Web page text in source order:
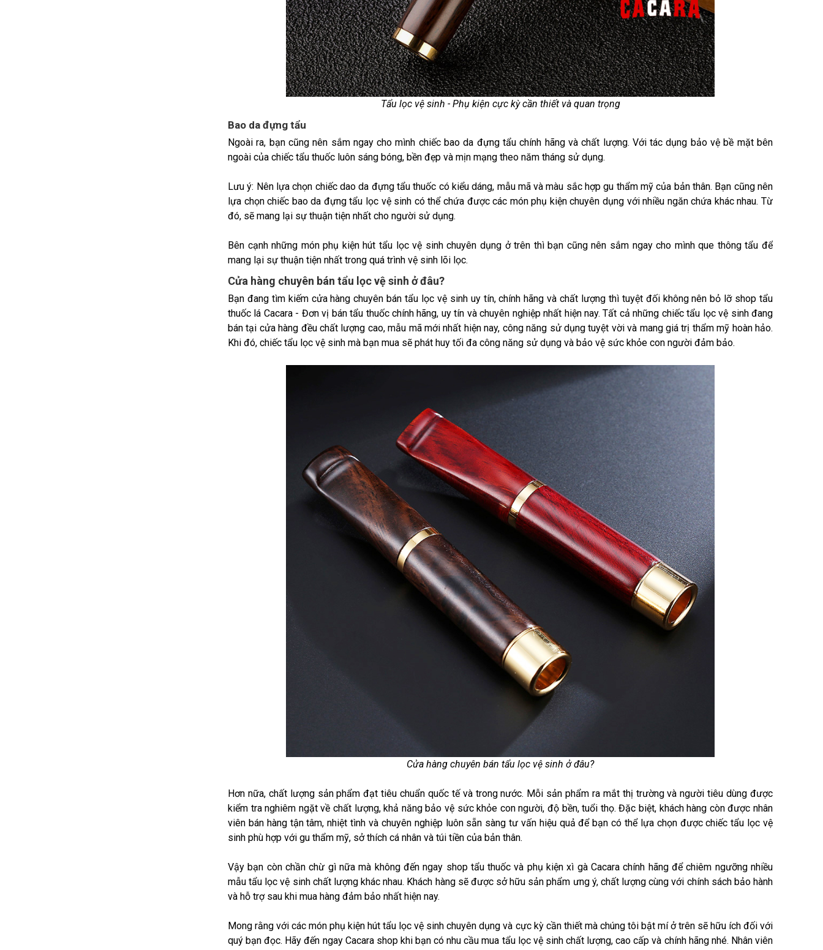
Tẩu lọc vệ sinh - Phụ kiện cực kỳ cần thiết và quan trọng
Bao da đựng tẩu
Ngoài ra, bạn cũng nên sắm ngay cho mình chiếc bao da đựng tẩu chính hãng và chất lượng. Với tác dụng bảo vệ bề mặt bên
ngoài của chiếc tẩu thuốc luôn sáng bóng, bền đẹp và mịn mạng theo năm tháng sử dụng.
Lưu ý: Nên lựa chọn chiếc dao da đựng tẩu thuốc có kiểu dáng, mẫu mã và màu sắc hợp gu thẩm mỹ của bản thân. Bạn cũng nên
lựa chọn chiếc bao da đựng tẩu lọc vệ sinh có thể chứa được các món phụ kiện chuyên dụng với nhiều ngăn chứa khác nhau. Từ
đó, sẽ mang lại sự thuận tiện nhất cho người sử dụng.
Bên cạnh những món phụ kiện hút tẩu lọc vệ sinh chuyên dụng ở trên thì bạn cũng nên sắm ngay cho mình que thông tẩu để
mang lại sự thuận tiện nhất trong quá trình vệ sinh lõi lọc.
Cửa hàng chuyên bán tẩu lọc vệ sinh ở đâu?
Bạn đang tìm kiếm cửa hàng chuyên bán tẩu lọc vệ sinh uy tín, chính hãng và chất lượng thì tuyệt đối không nên bỏ lỡ shop tẩu
thuốc lá Cacara - Đơn vị bán tẩu thuốc chính hãng, uy tín và chuyên nghiệp nhất hiện nay. Tất cả những chiếc tẩu lọc vệ sinh đang
bán tại cửa hàng đều chất lượng cao, mẫu mã mới nhất hiện nay, công năng sử dụng tuyệt vời và mang giá trị thẩm mỹ hoàn hảo.
Khi đó, chiếc tẩu lọc vệ sinh mà bạn mua sẽ phát huy tối đa công năng sử dụng và bảo vệ sức khỏe con người đảm bảo.
Cửa hàng chuyên bán tẩu lọc vệ sinh ở đâu?
Hơn nữa, chất lượng sản phẩm đạt tiêu chuẩn quốc tế và trong nước. Mỗi sản phẩm ra mắt thị trường và người tiêu dùng được
kiểm tra nghiêm ngặt về chất lượng, khả năng bảo vệ sức khỏe con người, độ bền, tuổi thọ. Đặc biệt, khách hàng còn được nhân
viên bán hàng tận tâm, nhiệt tình và chuyên nghiệp luôn sẵn sàng tư vấn hiệu quả để bạn có thể lựa chọn được chiếc tẩu lọc vệ
sinh phù hợp với gu thẩm mỹ, sở thích cá nhân và túi tiền của bản thân.
Vậy bạn còn chần chừ gì nữa mà không đến ngay shop tẩu thuốc và phụ kiện xì gà Cacara chính hãng để chiêm ngưỡng nhiều
mẫu tẩu lọc vệ sinh chất lượng khác nhau. Khách hàng sẽ được sở hữu sản phẩm ưng ý, chất lượng cùng với chính sách bảo hành
và hỗ trợ sau khi mua hàng đảm bảo nhất hiện nay.
Mong rằng với các món phụ kiện hút tẩu lọc vệ sinh chuyên dụng và cực kỳ cần thiết mà chúng tôi bật mí ở trên sẽ hữu ích đối với
quý bạn đọc. Hãy đến ngay Cacara shop khi bạn có nhu cầu mua tẩu lọc vệ sinh chất lượng, cao cấp và chính hãng nhé. Nhân viên